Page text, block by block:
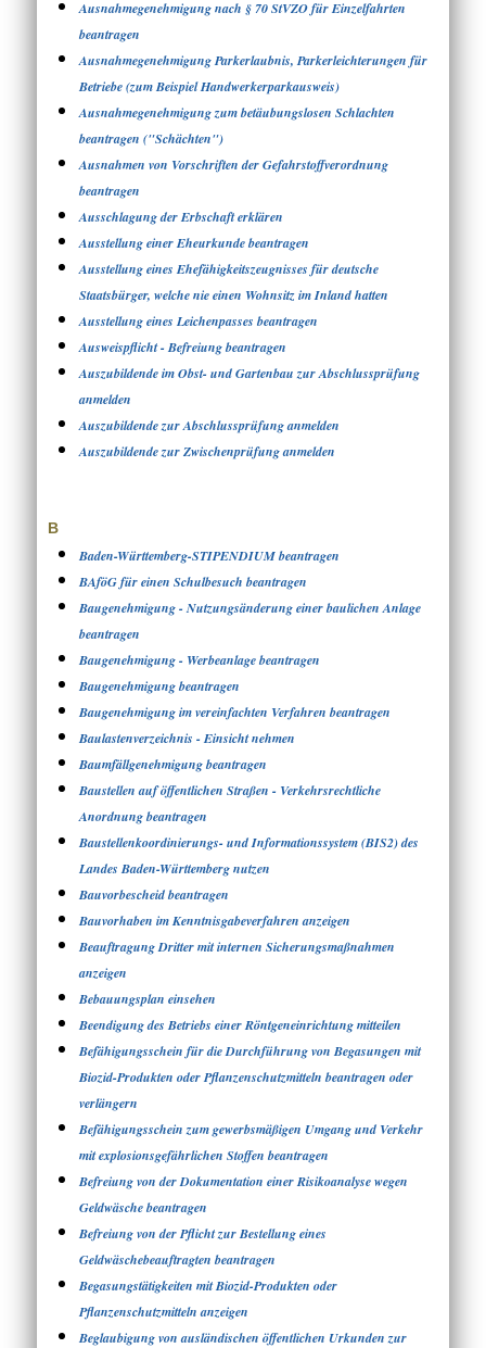
Ausnahmegenehmigung nach § 70 StVZO für Einzelfahrten
beantragen
Ausnahmegenehmigung Parkerlaubnis, Parkerleichterungen für
Betriebe (zum Beispiel Handwerkerparkausweis)
Ausnahmegenehmigung zum betäubungslosen Schlachten
beantragen ("Schächten")
Ausnahmen von Vorschriften der Gefahrstoffverordnung
beantragen
Ausschlagung der Erbschaft erklären
Ausstellung einer Eheurkunde beantragen
Ausstellung eines Ehefähigkeitszeugnisses für deutsche
Staatsbürger, welche nie einen Wohnsitz im Inland hatten
Ausstellung eines Leichenpasses beantragen
Ausweispflicht - Befreiung beantragen
Auszubildende im Obst- und Gartenbau zur Abschlussprüfung
anmelden
Auszubildende zur Abschlussprüfung anmelden
Auszubildende zur Zwischenprüfung anmelden
B
Baden-Württemberg-STIPENDIUM beantragen
BAföG für einen Schulbesuch beantragen
Baugenehmigung - Nutzungsänderung einer baulichen Anlage
beantragen
Baugenehmigung - Werbeanlage beantragen
Baugenehmigung beantragen
Baugenehmigung im vereinfachten Verfahren beantragen
Baulastenverzeichnis - Einsicht nehmen
Baumfällgenehmigung beantragen
Baustellen auf öffentlichen Straßen - Verkehrsrechtliche
Anordnung beantragen
Baustellenkoordinierungs- und Informationssystem (BIS2) des
Landes Baden-Württemberg nutzen
Bauvorbescheid beantragen
Bauvorhaben im Kenntnisgabeverfahren anzeigen
Beauftragung Dritter mit internen Sicherungsmaßnahmen
anzeigen
Bebauungsplan einsehen
Beendigung des Betriebs einer Röntgeneinrichtung mitteilen
Befähigungsschein für die Durchführung von Begasungen mit
Biozid-Produkten oder Pflanzenschutzmitteln beantragen oder
verlängern
Befähigungsschein zum gewerbsmäßigen Umgang und Verkehr
mit explosionsgefährlichen Stoffen beantragen
Befreiung von der Dokumentation einer Risikoanalyse wegen
Geldwäsche beantragen
Befreiung von der Pflicht zur Bestellung eines
Geldwäschebeauftragten beantragen
Begasungstätigkeiten mit Biozid-Produkten oder
Pflanzenschutzmitteln anzeigen
Beglaubigung von ausländischen öffentlichen Urkunden zur